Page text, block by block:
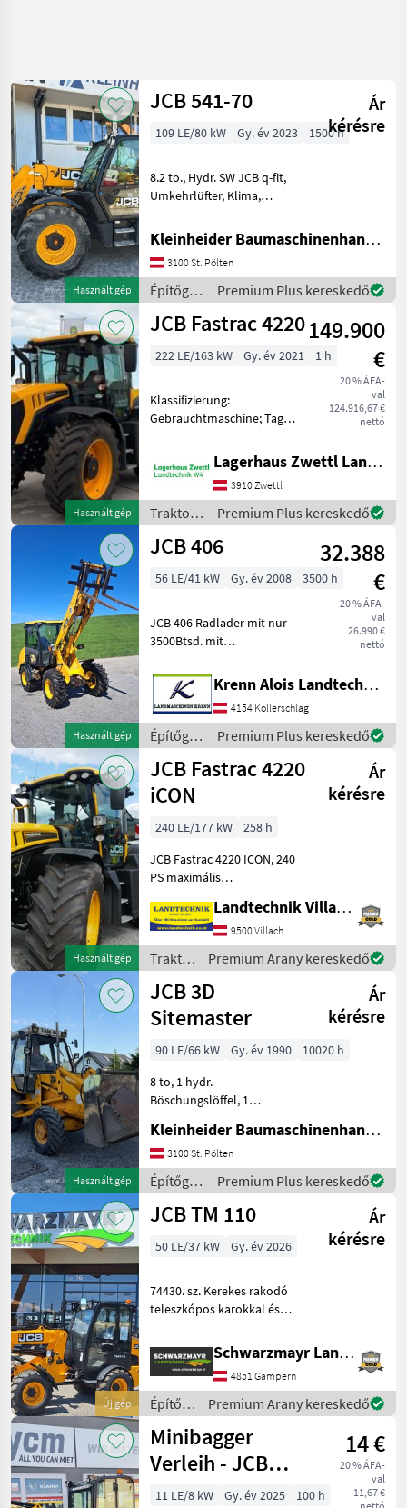
Használt gép
JCB 541-70
Ár
kérésre
109 LE/80 kW Gy. év 2023 1500 h
8.2 to., Hydr. SW JCB q-fit,
Umkehrlüfter, Klima,
Tele und 3. Kreis, 80l/min
Zusatzhydraulik
Zahnradpumpe, 1, 2 m3
Schaufel und Gabel Építő
Kleinheider Baumaschinenhandel GmbH.
3100 St. Pölten
Építőgépek
/ JCB
Premium Plus kereskedő
Használt gép
JCB Fastrac 4220149.900
€
20 % ÁFA-
val
124.916,67 €
nettó
222 LE/163 kW Gy. év 2021 1 h
Klassifizierung:
Gebrauchtmaschine; Tag
15.04.2021; Name des
Getriebes: CVT;
Hydraulische Lenkung: Ja;
Außenbedienung
Frontkraftheber: Ja; Anzahl
Lagerhaus Zwettl Landtechnik
3910 Zwettl
Traktorok
/ JCB
Premium Plus kereskedő
Használt gép
JCB 406
32.388
€
20 % ÁFA-
val
26.990 €
nettó
56 LE/41 kW Gy. év 2008 3500 h
JCB 406 Radlader mit nur
3500Btsd. mit
neuer Service, neue Reifen,
DEUTZ- Motor 4Zyl. ohne
Abgasnachbehandlung.
Üzemanyag: ,
hidrosztatikus, h
Krenn Alois Landtechnik GmbH
4154 Kollerschlag
Építőgépek
/ JCB
Premium Plus kereskedő
Használt gép
JCB Fastrac 4220
iCON
Ár
kérésre
240 LE/177 kW
258 h
JCB Fastrac 4220 ICON, 240
PS maximális
fokozatmentes
sebességváltóval, 60 km/h
csökkentett fordulatszám
mellett, hidropneumatikus
teljes felfüggesz
Landtechnik Villach GmbH
9500 Villach
Traktorok
/ JCB
Premium Arany kereskedő
Használt gép
JCB 3D
Sitemaster
Ár
kérésre
90 LE/66 kW Gy. év 1990
10020 h
8 to, 1 hydr.
Böschungslöffel, 1
hydr. SW JCB Építőgépek
Kotró-rakodók
Kleinheider Baumaschinenhandel GmbH.
3100 St. Pölten
Építőgépek
/ JCB
Premium Plus kereskedő
Új gép
JCB TM 110
Ár
kérésre
50 LE/37 kW Gy. év 2026
74430. sz. Kerekes rakodó
teleszkópos karokkal és
emelési magasság: 3 500
mm - hasznos teherbírás: 1
100 kg - 1 935 kg
billenőterhelés kinyú
Schwarzmayr Landtechnik GmbH - Gampern
4851 Gampern
Építőgépek
/ JCB
Premium Arany kereskedő
Minibagger
Verleih - JCB
Bagger Mieten.
14 €
20 % ÁFA-
val
11,67 €
11 LE/8 kW Gy. év 2025
100 h